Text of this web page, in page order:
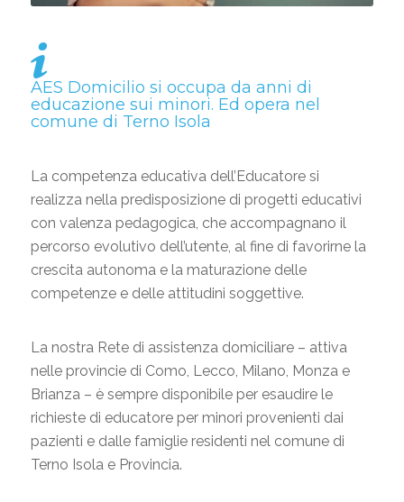
AES Domicilio si occupa da anni di
educazione sui minori. Ed opera nel
comune di Terno Isola
La competenza educativa dell’Educatore si
realizza nella predisposizione di progetti educativi
con valenza pedagogica, che accompagnano il
percorso evolutivo dell’utente, al fine di favorirne la
crescita autonoma e la maturazione delle
competenze e delle attitudini soggettive.
La nostra Rete di assistenza domiciliare – attiva
nelle provincie di Como, Lecco, Milano, Monza e
Brianza – è sempre disponibile per esaudire le
richieste di educatore per minori provenienti dai
pazienti e dalle famiglie residenti nel comune di
Terno Isola e Provincia.